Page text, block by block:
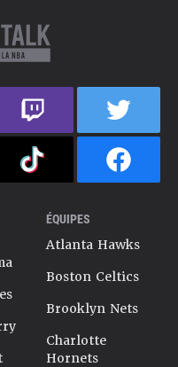
ÉQUIPES
Atlanta Hawks
Boston Celtics
Brooklyn Nets
Charlotte
Hornets